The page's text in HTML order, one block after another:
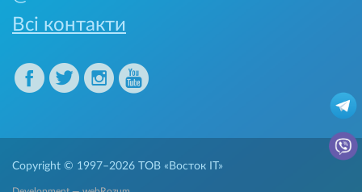
Всі контакти
Copyright © 1997–2026 ТОВ «Восток IT»